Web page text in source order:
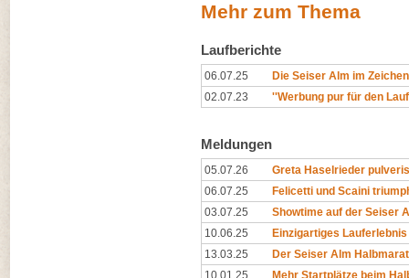
Mehr zum Thema
Laufberichte
06.07.25
Die Seiser Alm im
02.07.23
''Werbung pur für den
Meldungen
05.07.26
Greta Haselrieder
06.07.25
Felicetti und Scaini
03.07.25
Showtime auf der Seiser
10.06.25
Einzigartiges
13.03.25
Der Seiser Alm
10.01.25
Mehr Startplätze beim